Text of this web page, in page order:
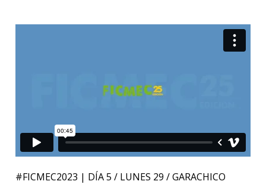
#FICMEC2023 | DÍA 5 / LUNES 29 / GARACHICO